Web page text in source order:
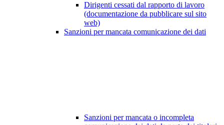
Dirigenti cessati dal rapporto di lavoro
(documentazione da pubblicare sul sito
web)
Sanzioni per mancata comunicazione dei dati
Sanzioni per mancata o incompleta